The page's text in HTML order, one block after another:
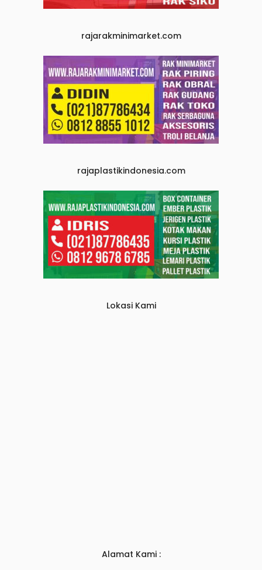
rajarakminimarket.com
rajaplastikindonesia.com
Lokasi Kami
Alamat Kami :